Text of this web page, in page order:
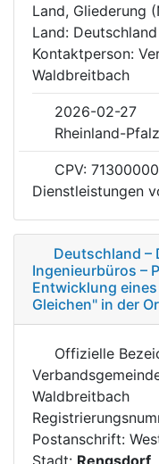
Land, Gliederung
Land: Deutschland
Kontaktperson:
Waldbreitbach
2026-02-27
Rheinland-Pfalz
CPV: 71300000
Dienstleistungen
Deutschland –
Ingenieurbüros –
Entwicklung
Gleichen" in der
Offizielle
Waldbreitbach
Postanschrift:
Stadt: Rengsdorf